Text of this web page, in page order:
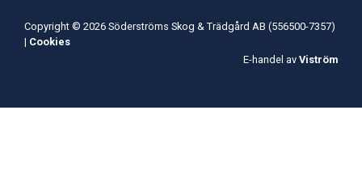
Copyright © 2026 Söderströms Skog & Trädgård AB (556500-7357)
| Cookies
E-handel av Viström